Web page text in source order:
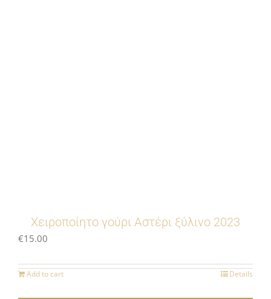
Χειροποίητο γούρι Αστέρι ξύλινο 2023
€15.00
Add to cart Details